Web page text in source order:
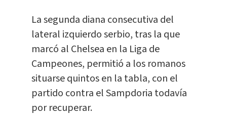
La segunda diana consecutiva del
lateral izquierdo serbio, tras la que
marcó al Chelsea en la Liga de
Campeones, permitió a los romanos
situarse quintos en la tabla, con el
partido contra el Sampdoria todavía
por recuperar.